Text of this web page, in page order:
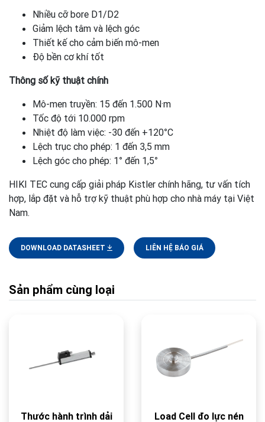
Nhiều cỡ bore D1/D2
Giảm lệch tâm và lệch góc
Thiết kế cho cảm biến mô-men
Độ bền cơ khí tốt
Thông số kỹ thuật chính
Mô-men truyền: 15 đến 1.500 N·m
Tốc độ tới 10.000 rpm
Nhiệt độ làm việc: -30 đến +120°C
Lệch trục cho phép: 1 đến 3,5 mm
Lệch góc cho phép: 1° đến 1,5°
HIKI TEC cung cấp giải pháp Kistler chính hãng, tư vấn tích
hợp, lắp đặt và hỗ trợ kỹ thuật phù hợp cho nhà máy tại Việt
Nam.
DOWNLOAD DATASHEET LIÊN HỆ BÁO GIÁ
Sản phẩm cùng loại
Thước hành trình dải Load Cell đo lực nén